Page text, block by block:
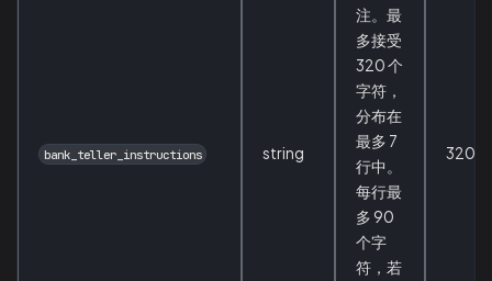
bank_teller_instructions string
注。最
多接受
320 个
字符，
分布在
最多 7
行中。
每行最
多 90
个字
符，若
320